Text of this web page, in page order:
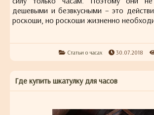
дешевыми и безвкусными – это
роскоши, но роскоши жизненно
Статьи о часах 30.07.2018
Где купить шкатулку для часов